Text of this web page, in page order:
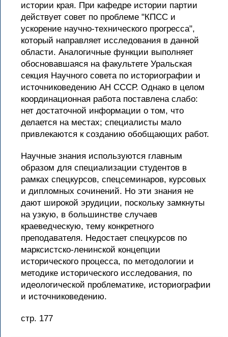
истории края. При кафедре истории партии
действует совет по проблеме "КПСС и
ускорение научно-технического прогресса",
который направляет исследования в данной
области. Аналогичные функции выполняет
обосновавшаяся на факультете Уральская
секция Научного совета по историографии и
источниковедению АН СССР. Однако в целом
координационная работа поставлена слабо:
нет достаточной информации о том, что
делается на местах; специалисты мало
привлекаются к созданию обобщающих работ.
Научные знания используются главным
образом для специализации студентов в
рамках спецкурсов, спецсеминаров, курсовых
и дипломных сочинений. Но эти знания не
дают широкой эрудиции, поскольку замкнуты
на узкую, в большинстве случаев
краеведческую, тему конкретного
преподавателя. Недостает спецкурсов по
марксистско-ленинской концепции
исторического процесса, по методологии и
методике исторического исследования, по
идеологической проблематике, историографии
и источниковедению.
стр. 177